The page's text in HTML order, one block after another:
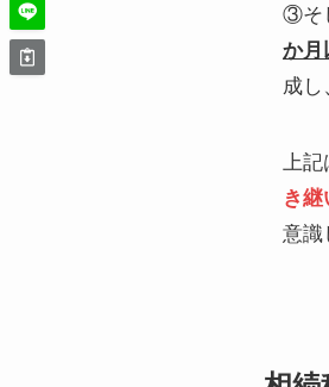
③そ
か月
成し
上記
き
意識